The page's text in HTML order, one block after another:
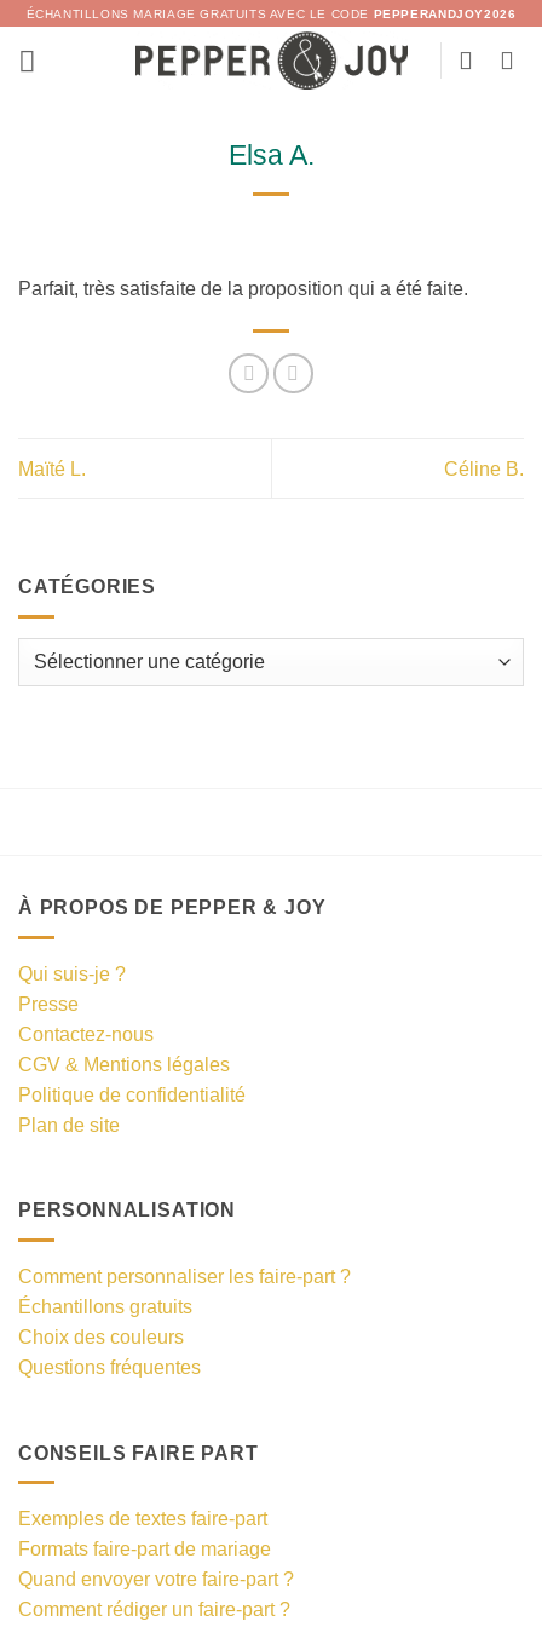
Passer
contenu
ÉCHANTILLONS MARIAGE GRATUITS AVEC LE CODE PEPPERANDJOY2026
Elsa A.
Parfait, très satisfaite de la proposition qui a été faite.
Maïté L. Céline B.
CATÉGORIES
Catégories
À PROPOS DE PEPPER & JOY
Qui suis-je ?
Presse
Contactez-nous
CGV & Mentions légales
Politique de confidentialité
Plan de site
PERSONNALISATION
Comment personnaliser les faire-part ?
Échantillons gratuits
Choix des couleurs
Questions fréquentes
CONSEILS FAIRE PART
Exemples de textes faire-part
Formats faire-part de mariage
Quand envoyer votre faire-part ?
Comment rédiger un faire-part ?